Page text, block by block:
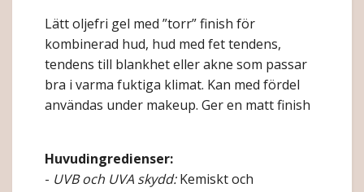
Lätt oljefri gel med ”torr” finish för
kombinerad hud, hud med fet tendens,
tendens till blankhet eller akne som passar
bra i varma fuktiga klimat. Kan med fördel
användas under makeup. Ger en matt finish
Huvudingredienser:
- UVB och UVA skydd:Kemiskt och